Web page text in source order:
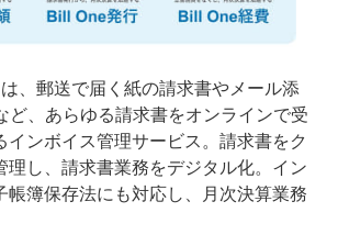
は、郵送で届く紙の請求書やメール添
ど、あらゆる請求書をオンラインで受
インボイス管理サービス。請求書をク
理し、請求書業務をデジタル化。イン
帳簿保存法にも対応し、月次決算業務